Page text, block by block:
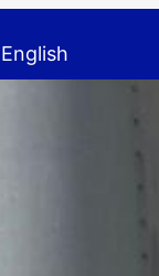
English